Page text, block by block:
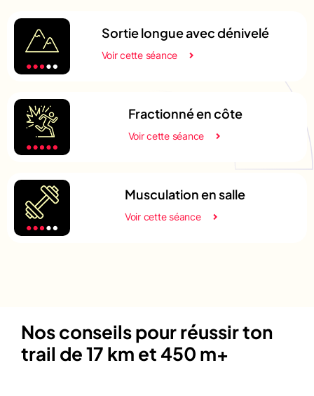
Sortie longue avec dénivelé
Voir cette séance
Fractionné en côte
Voir cette séance
Musculation en salle
Voir cette séance
Nos conseils pour réussir ton
trail de 17 km et 450 m+